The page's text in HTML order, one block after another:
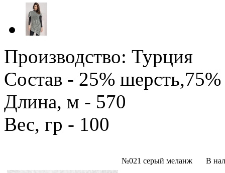
Производство: Турция
Состав - 25%
Длина, м - 570
Вес, гр - 100
№021 серый меланж В